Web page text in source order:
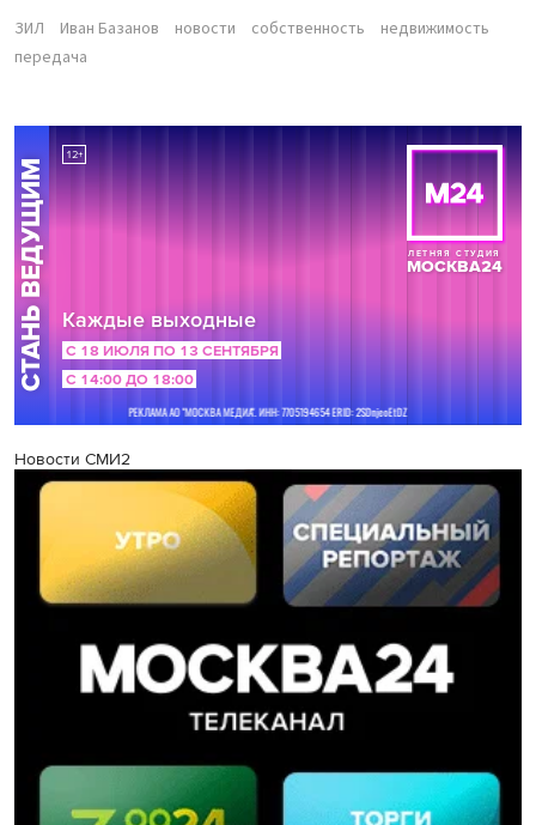
ЗИЛ Иван Базанов новости собственность
недвижимость
передача
Новости СМИ2